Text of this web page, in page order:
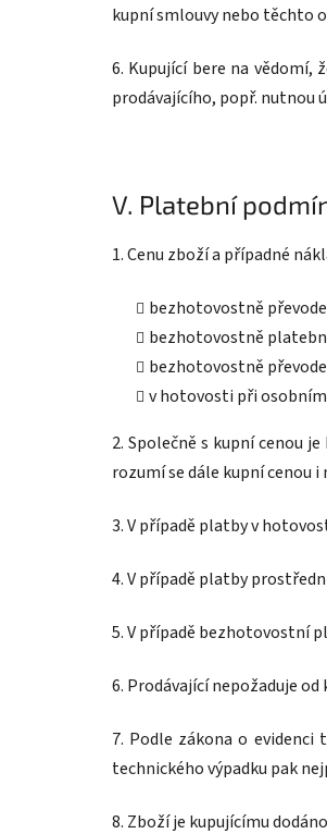
kupní smlouvy nebo těchto
6. Kupující bere na vědomí,
prodávajícího, popř. nutnou
V. Platební
1. Cenu zboží a případné
bezhotovostně
bezhotovostně
bezhotovostně
v hotovosti při
2. Společně s kupní cenou
rozumí se dále kupní cenou
3. V případě platby v
4. V případě platby
5. V případě bezhotovostní
6. Prodávající nepožaduje
7. Podle zákona o
technického výpadku pak
8. Zboží je kupujícímu